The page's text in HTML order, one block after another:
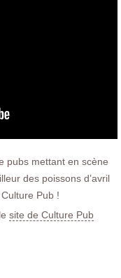
pubs mettant en scène
des poissons d’avril
Pub !
site de Culture Pub